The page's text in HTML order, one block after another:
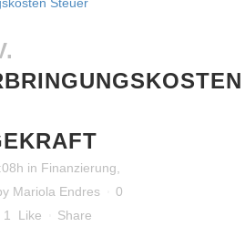
in Finanzierung
Mariola Endres
0
1 Like Share